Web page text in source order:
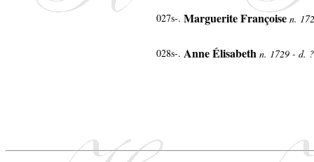
027s-. Marguerite Françoise n.
028s-. Anne Élisabeth n. 1729 - d. ?